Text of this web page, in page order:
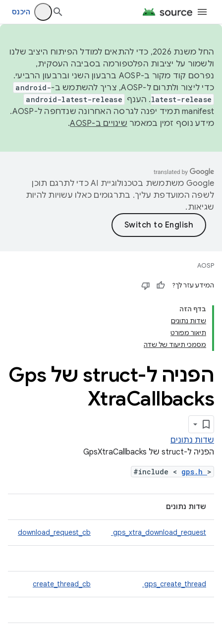
היכנס
החל משנת 2026, כדי להתאים למודל הפיתוח היציב שלנו
ולשמור על יציבות הפלטפורמה בסביבה העסקית,
נפרסם קוד מקור ב-AOSP ברבעון השני וברבעון הרביעי.
כדי ליצור ולתרום ל-AOSP, צריך להשתמש ב-
android-
latest-release. הענף android-latest-release
manifest תמיד יפנה לגרסה האחרונה שנדחפה ל-AOSP.
מידע נוסף זמין במאמר שינויים ב-AOSP .
‫Google משתמשת בטכנולוגיית AI כדי לתרגם תוכן
לשפה המועדפת עליך. בתרגומים כאלו עשויות להיות
שגיאות.
AOSP
המידע עזר לך?
בדף הזה
שדות נתונים
תיאור מפורט
מסמכי תיעוד של שדה
הפניה ל-struct של Gps
XtraCallbacks
שדות נתונים
הפניה ל-struct של GpsXtraCallbacks
#include < gps.h >
שדות נתונים
gps_xtra_download_request
download_request_cb
gps_create_thread
create_thread_cb